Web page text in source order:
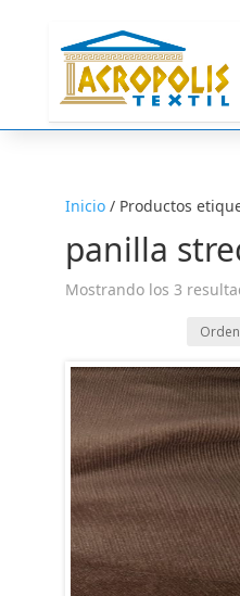
Inicio/ Productos
panilla
Mostrando los 3